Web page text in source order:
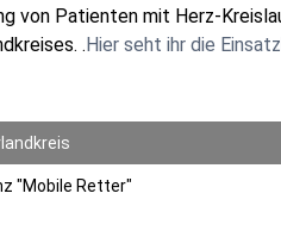
von Patienten mit Herz-
.Hier seht ihr die
"Mobile Retter"